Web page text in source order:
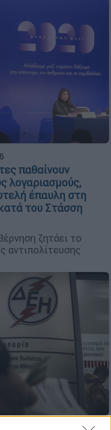
παθαίνουν
λογαριασμούς,
έπαυλη στη
του Στάσση
ζητάει το
αντιπολίτευσης